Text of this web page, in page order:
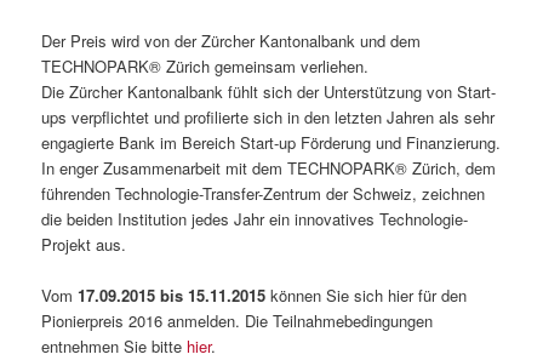
Der Preis wird von der Zürcher Kantonalbank und dem
TECHNOPARK® Zürich gemeinsam verliehen.
Die Zürcher Kantonalbank fühlt sich der Unterstützung von Start-
ups verpflichtet und profilierte sich in den letzten Jahren als sehr
engagierte Bank im Bereich Start-up Förderung und Finanzierung.
In enger Zusammenarbeit mit dem TECHNOPARK® Zürich, dem
führenden Technologie-Transfer-Zentrum der Schweiz, zeichnen
die beiden Institution jedes Jahr ein innovatives Technologie-
Projekt aus.
Vom17.09.2015 bis 15.11.2015 können Sie sich hier für den
Pionierpreis 2016 anmelden. Die Teilnahmebedingungen
entnehmen Sie bitte hier.